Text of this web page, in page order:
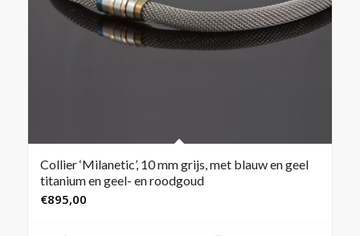
Collier ‘Milanetic’, 10 mm grijs, met blauw en geel
titanium en geel- en roodgoud
€895,00